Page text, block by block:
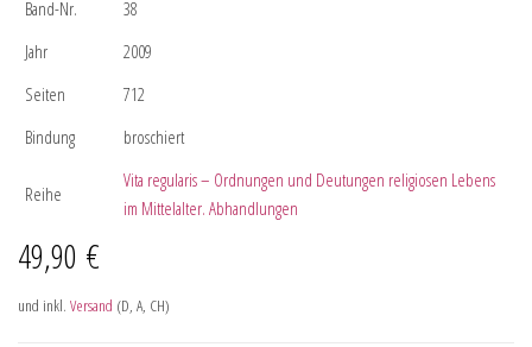
Band-Nr.
38
Jahr
2009
Seiten
712
Bindung
broschiert
Reihe
Vita regularis – Ordnungen und Deutungen religiosen Lebens
im Mittelalter. Abhandlungen
49,90 €
und inkl. Versand (D, A, CH)